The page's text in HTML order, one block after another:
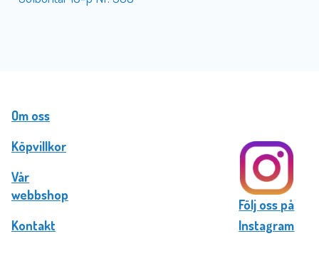
Om oss
Köpvillkor
Vår
webbshop
Kontakt
Följ oss på
Instagram